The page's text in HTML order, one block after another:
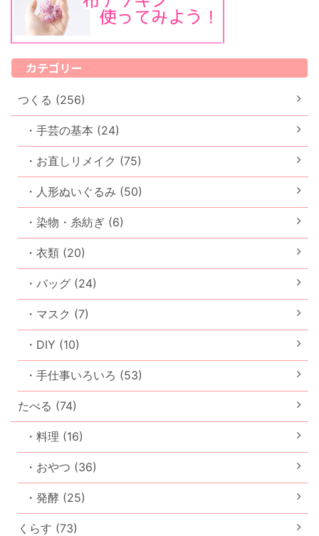
カテゴリー
つくる (256)
・手芸の基本 (24)
・お直しリメイク (75)
・人形ぬいぐるみ (50)
・染物・糸紡ぎ (6)
・衣類 (20)
・バッグ (24)
・マスク (7)
・DIY (10)
・手仕事いろいろ (53)
たべる (74)
・料理 (16)
・おやつ (36)
・発酵 (25)
くらす (73)